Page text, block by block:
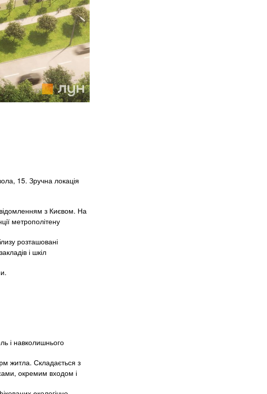
15. Зручна локація
з Києвом. На
метрополітену
розташовані
і шкіл
і навколишнього
житла. Складається з
окремим входом і